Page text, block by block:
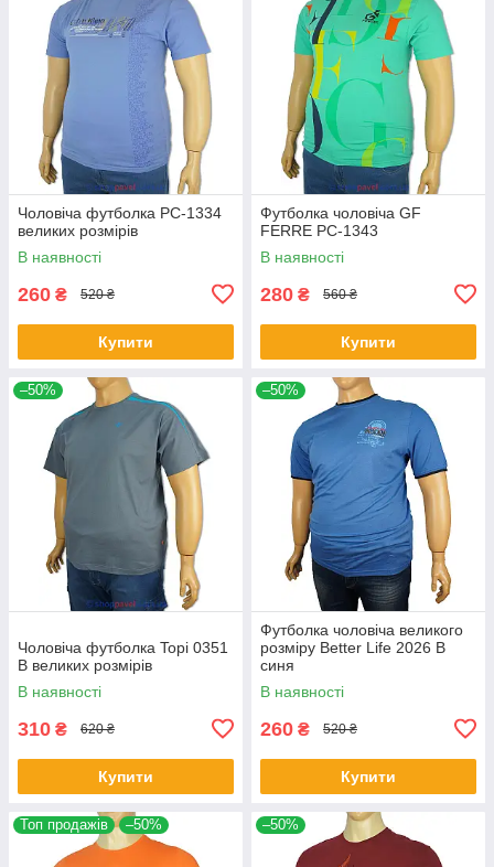
Чоловіча футболка PC-1334
великих розмірів
В наявності
260 ₴ 520 ₴
Купити
Футболка чоловіча GF
FERRE PC-1343
В наявності
280 ₴ 560 ₴
Купити
–50%
Чоловіча футболка Topi 0351
B великих розмірів
В наявності
310 ₴ 620 ₴
Купити
–50%
Футболка чоловіча великого
розміру Better Life 2026 В
синя
В наявності
260 ₴ 520 ₴
Купити
Топ продажів –50% –50%